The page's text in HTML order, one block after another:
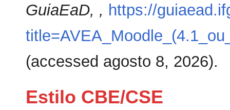
GuiaEaD, , https://
(accessed agosto 8, 2026).
Estilo CBE/CSE